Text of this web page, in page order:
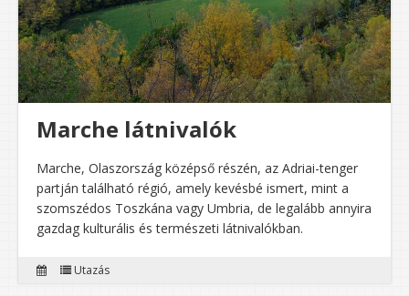
Marche látnivalók
Marche, Olaszország középső részén, az Adriai-tenger
partján található régió, amely kevésbé ismert, mint a
szomszédos Toszkána vagy Umbria, de legalább annyira
gazdag kulturális és természeti látnivalókban.
Utazás